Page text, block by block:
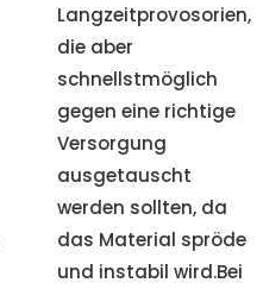
Langzeitprovosorien,
die aber
schnellstmöglich
gegen eine richtige
Versorgung
ausgetauscht
werden sollten, da
das Material spröde
und instabil wird.Bei